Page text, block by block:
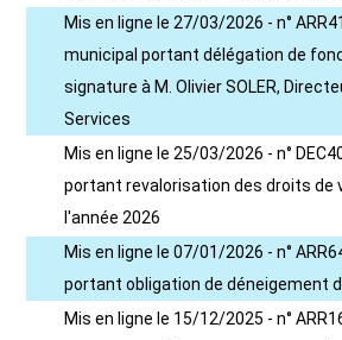
Mis en ligne le 27/03/2026 - n°
municipal portant délégation de
signature à M. Olivier SOLER,
Services
Mis en ligne le 25/03/2026 - n°
portant revalorisation des droits de
l'année 2026
Mis en ligne le 07/01/2026 - n°
portant obligation de déneigement
Mis en ligne le 15/12/2025 - n°